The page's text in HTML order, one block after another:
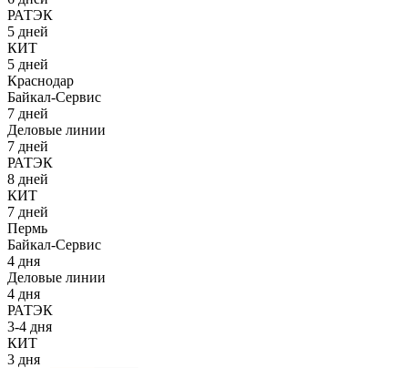
РАТЭК
5 дней
КИТ
5 дней
Краснодар
Байкал-Сервис
7 дней
Деловые линии
7 дней
РАТЭК
8 дней
КИТ
7 дней
Пермь
Байкал-Сервис
4 дня
Деловые линии
4 дня
РАТЭК
3-4 дня
КИТ
3 дня